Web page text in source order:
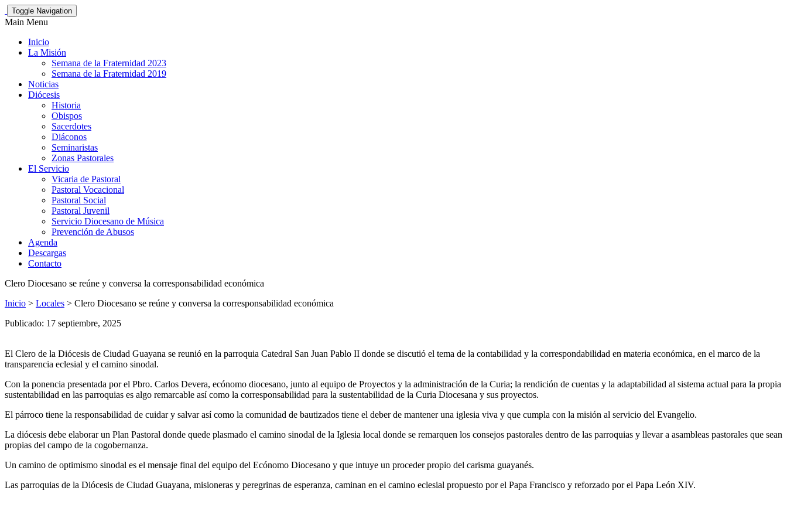
Toggle Navigation
Main Menu
Inicio
La Misión
Semana de la Fraternidad 2023
Semana de la Fraternidad 2019
Noticias
Diócesis
Historia
Obispos
Sacerdotes
Diáconos
Seminaristas
Zonas Pastorales
El Servicio
Vicaria de Pastoral
Pastoral Vocacional
Pastoral Social
Pastoral Juvenil
Servicio Diocesano de Música
Prevención de Abusos
Agenda
Descargas
Contacto
Clero Diocesano se reúne y conversa la corresponsabilidad económica
Inicio > Locales > Clero Diocesano se reúne y conversa la corresponsabilidad económica
Publicado: 17 septiembre, 2025
El Clero de la Diócesis de Ciudad Guayana se reunió en la parroquia Catedral San Juan Pablo II donde se discutió el tema de la contabilidad y la correspondabilidad en materia económica, en el marco de la
transparencia eclesial y el camino sinodal.
Con la ponencia presentada por el Pbro. Carlos Devera, ecónomo diocesano, junto al equipo de Proyectos y la administración de la Curia; la rendición de cuentas y la adaptabilidad al sistema actual para la propia
sustentabilidad en las parroquias es algo remarcable así como la corresponsabilidad para la sustentabilidad de la Curia Diocesana y sus proyectos.
El párroco tiene la responsabilidad de cuidar y salvar así como la comunidad de bautizados tiene el deber de mantener una iglesia viva y que cumpla con la misión al servicio del Evangelio.
La diócesis debe elaborar un Plan Pastoral donde quede plasmado el camino sinodal de la Iglesia local donde se remarquen los consejos pastorales dentro de las parroquias y llevar a asambleas pastorales que sean
propias del campo de la cogobernanza.
Un camino de optimismo sinodal es el mensaje final del equipo del Ecónomo Diocesano y que intuye un proceder propio del carisma guayanés.
Las parroquias de la Diócesis de Ciudad Guayana, misioneras y peregrinas de esperanza, caminan en el camino eclesial propuesto por el Papa Francisco y reforzado por el Papa León XIV.